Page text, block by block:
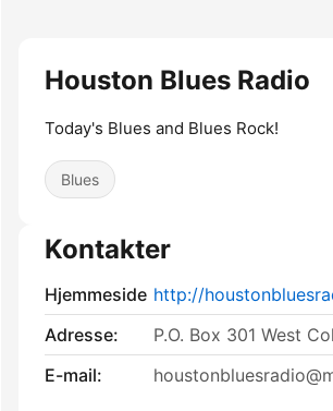
Houston Blues Radio
Today's Blues and Blues Rock!
Blues
Kontakter
Hjemmeside http://
Adresse:
P.O. Box 301 West
E-mail: